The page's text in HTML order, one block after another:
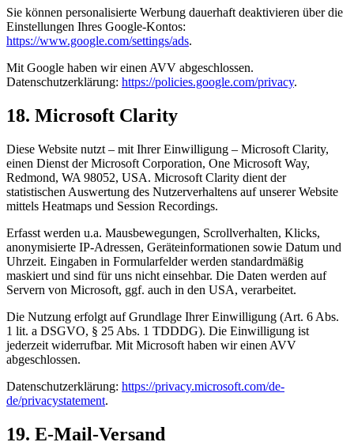
Sie können personalisierte Werbung dauerhaft deaktivieren über die
Einstellungen Ihres Google-Kontos:
https://www.google.com/settings/ads.
Mit Google haben wir einen AVV abgeschlossen.
Datenschutzerklärung: https://policies.google.com/privacy.
18. Microsoft Clarity
Diese Website nutzt – mit Ihrer Einwilligung – Microsoft Clarity,
einen Dienst der Microsoft Corporation, One Microsoft Way,
Redmond, WA 98052, USA. Microsoft Clarity dient der
statistischen Auswertung des Nutzerverhaltens auf unserer Website
mittels Heatmaps und Session Recordings.
Erfasst werden u.a. Mausbewegungen, Scrollverhalten, Klicks,
anonymisierte IP-Adressen, Geräteinformationen sowie Datum und
Uhrzeit. Eingaben in Formularfelder werden standardmäßig
maskiert und sind für uns nicht einsehbar. Die Daten werden auf
Servern von Microsoft, ggf. auch in den USA, verarbeitet.
Die Nutzung erfolgt auf Grundlage Ihrer Einwilligung (Art. 6 Abs.
1 lit. a DSGVO, § 25 Abs. 1 TDDDG). Die Einwilligung ist
jederzeit widerrufbar. Mit Microsoft haben wir einen AVV
abgeschlossen.
Datenschutzerklärung: https://privacy.microsoft.com/de-
de/privacystatement.
19. E-Mail-Versand